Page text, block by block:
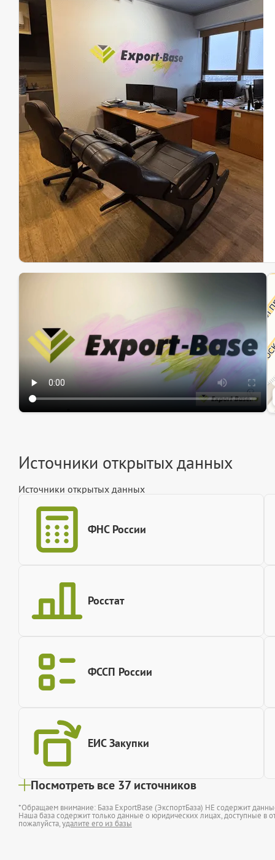
Источники открытых данных
Источники открытых данных
ФНС России
Росстат
ФССП России
ЕИС Закупки
Посмотреть все 37 источников
*Обращаем внимание: База ExportBase (ЭкспортБаза) НЕ содержит
Наша база содержит только данные о юридических лицах, доступные в
пожалуйста,удалите его из базы